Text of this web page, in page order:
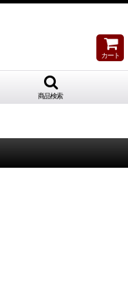
カート
商品検索